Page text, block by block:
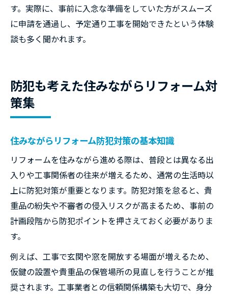
す。実際に、事前に入念な準備をしていた方がスムーズ
に申請を通過し、予定通り工事を開始できたという体験
談も多く聞かれます。
防犯も考えた住みながらリフォーム対
策集
住みながらリフォーム防犯対策の基本知識
リフォームを住みながら進める際は、普段とは異なる出
入りや工事関係者の往来が増えるため、通常の生活時以
上に防犯対策が重要となります。防犯対策を怠ると、貴
重品の紛失や不審者の侵入リスクが高まるため、事前の
計画段階から防犯ポイントを押さえておく必要がありま
す。
例えば、工事で玄関や窓を開放する場面が増えるため、
仮鍵の設置や貴重品の保管場所の見直しを行うことが推
奨されます。工事業者との信頼関係構築も大切で、身分